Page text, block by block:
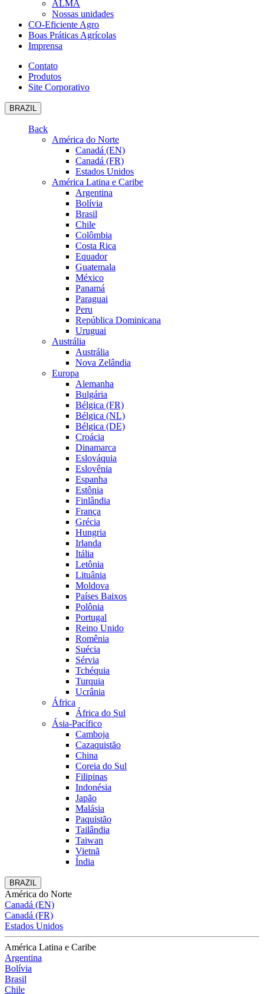
ALMA
Nossas unidades
CO-Eficiente Agro
Boas Práticas Agrícolas
Imprensa
Contato
Produtos
Site Corporativo
BRAZIL
Back
América do Norte
Canadá (EN)
Canadá (FR)
Estados Unidos
América Latina e Caribe
Argentina
Bolívia
Brasil
Chile
Colômbia
Costa Rica
Equador
Guatemala
México
Panamá
Paraguai
Peru
República Dominicana
Uruguai
Austrália
Austrália
Nova Zelândia
Europa
Alemanha
Bulgária
Bélgica (FR)
Bélgica (NL)
Bélgica (DE)
Croácia
Dinamarca
Eslováquia
Eslovênia
Espanha
Estônia
Finlândia
França
Grécia
Hungria
Irlanda
Itália
Letônia
Lituânia
Moldova
Países Baixos
Polônia
Portugal
Reino Unido
Romênia
Suécia
Sérvia
Tchéquia
Turquia
Ucrânia
África
África do Sul
Ásia-Pacífico
Camboja
Cazaquistão
China
Coreia do Sul
Filipinas
Indonésia
Japão
Malásia
Paquistão
Tailândia
Taiwan
Vietnã
Índia
BRAZIL
América do Norte
Canadá (EN)
Canadá (FR)
Estados Unidos
América Latina e Caribe
Argentina
Bolívia
Brasil
Chile